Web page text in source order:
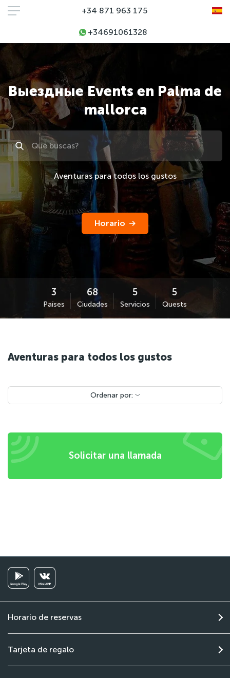
+34 871 963 175
+34691061328
Выездные Events en Palma de
mallorca
Поиск
Aventuras para todos los gustos
Horario
Países Ciudades Servicios Quests
Aventuras para todos los gustos
Ordenar por:
Solicitar una llamada
Horario de reservas
Tarjeta de regalo